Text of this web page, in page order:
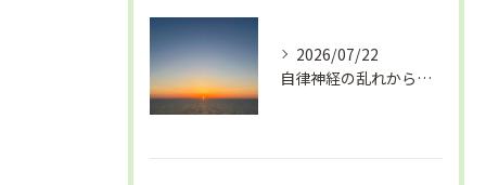
2026/07/22
自律神経の乱れから生活習慣病、血液循環の滞り